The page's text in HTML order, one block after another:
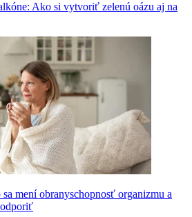
Ako si vytvoriť zelenú oázu aj na
mení obranyschopnosť organizmu a